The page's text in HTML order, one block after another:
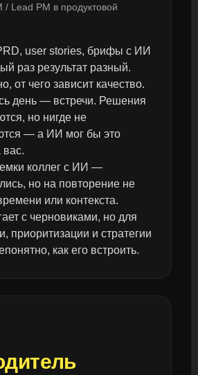
/ Lead PM в продуктовой
user stories, брифы с ИИ
раз результат разный.
от чего зависит качество.
день — встречи. Решения
но нигде не
— а ИИ мог бы это
вас.
коллег с ИИ —
но на повторение не
или контекста.
с черновиками, но для
приоритизации и стратегии
как его встроить.